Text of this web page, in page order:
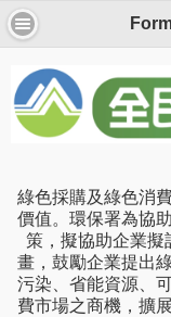
綠色採購及綠色消
價值。環保署為協
策，擬協助企業擬
畫，鼓勵企業提出
污染、省能資源、
費市場之商機，擴